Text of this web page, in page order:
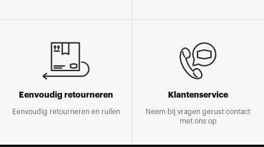
Eenvoudig retourneren
Eenvoudig retourneren en ruilen
Klantenservice
Neem bij vragen gerust contact
met ons op